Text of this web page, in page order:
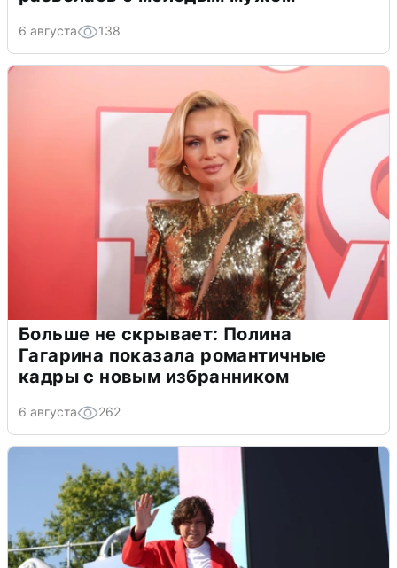
6 августа 138
Больше не скрывает: Полина
Гагарина показала романтичные
кадры с новым избранником
6 августа 262